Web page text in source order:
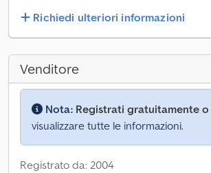
Richiedi ulteriori informazioni
Venditore
Nota: Registrati gratuitamente
visualizzare tutte le informazioni.
Registrato da: 2004